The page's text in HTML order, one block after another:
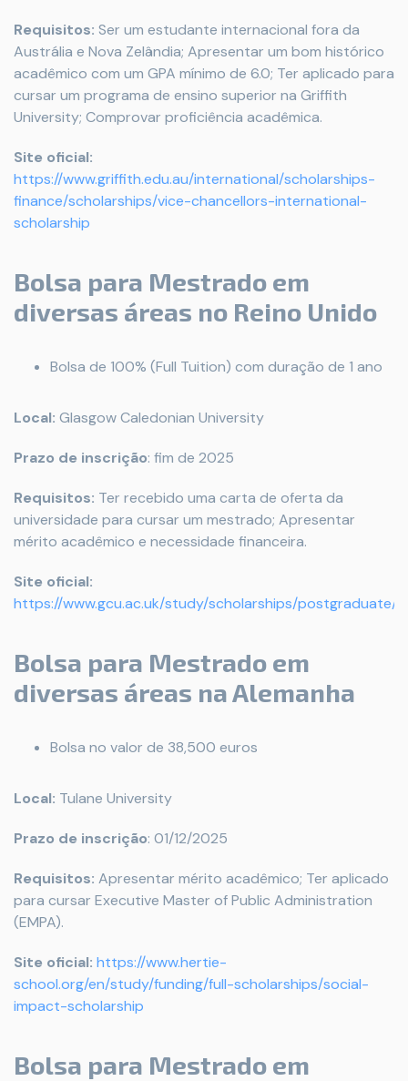
Requisitos: Ser um estudante internacional fora da
Austrália e Nova Zelândia; Apresentar um bom histórico
acadêmico com um GPA mínimo de 6.0; Ter aplicado para
cursar um programa de ensino superior na Griffith
University; Comprovar proficiência acadêmica.
Site oficial:
https://www.griffith.edu.au/international/scholarships-
finance/scholarships/vice-chancellors-international-
scholarship
Bolsa para Mestrado em
diversas áreas no Reino Unido
Bolsa de 100% (Full Tuition) com duração de 1 ano
Local: Glasgow Caledonian University
Prazo de inscrição: fim de 2025
Requisitos: Ter recebido uma carta de oferta da
universidade para cursar um mestrado; Apresentar
mérito acadêmico e necessidade financeira.
Site oficial:
https://www.gcu.ac.uk/study/scholarships/postgraduate/
Bolsa para Mestrado em
diversas áreas na Alemanha
Bolsa no valor de 38,500 euros
Local: Tulane University
Prazo de inscrição: 01/12/2025
Requisitos: Apresentar mérito acadêmico; Ter aplicado
para cursar Executive Master of Public Administration
(EMPA).
Site oficial: https://www.hertie-
school.org/en/study/funding/full-scholarships/social-
impact-scholarship
Bolsa para Mestrado em